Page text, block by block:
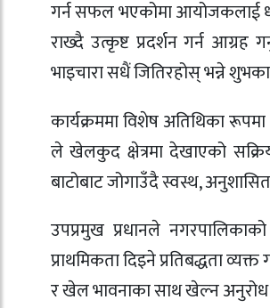
गर्न सफल भएकोमा आयोजकलाई
राख्दै उत्कृष्ट प्रदर्शन गर्न
भाइचारा सधैं जितिरहोस् भन्ने
कार्यक्रममा विशेष अतिथिका
ले खेलकुद क्षेत्रमा देखाएको
बाटोबाट जोगाउँदै स्वस्थ,
उपप्रमुख प्रधानले
प्राथमिकता दिइने प्रतिबद्धता
र खेल भावनाका साथ खेल्न अनुरोध